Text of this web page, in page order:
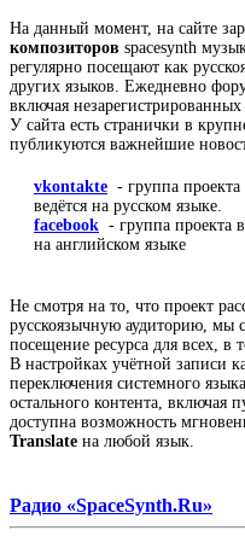
На данный момент, на сайте
композиторов spacesynth
регулярно посещают как
других языков. Ежедневно
включая незарегистрированных
У сайта есть странички в
публикуются важнейшие
vkontakte - группа проекта
ведётся на русском языке.
facebook - группа проекта
на английском языке
Не смотря на то, что проект
русскоязычную аудиторию, мы
посещение ресурса для всех, в
В настройках учётной записи
переключения системного
остального контента,
доступна возможность
Translate на любой язык.
Радио «SpaceSynth.Ru»